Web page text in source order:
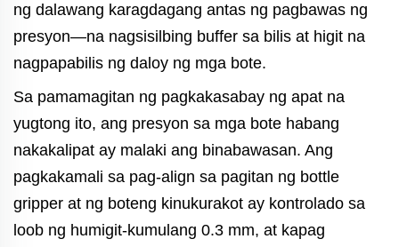
ng dalawang karagdagang antas ng pagbawas ng
presyon—na nagsisilbing buffer sa bilis at higit na
nagpapabilis ng daloy ng mga bote.
Sa pamamagitan ng pagkakasabay ng apat na
yugtong ito, ang presyon sa mga bote habang
nakakalipat ay malaki ang binabawasan. Ang
pagkakamali sa pag-align sa pagitan ng bottle
gripper at ng boteng kinukurakot ay kontrolado sa
loob ng humigit-kumulang 0.3 mm, at kapag